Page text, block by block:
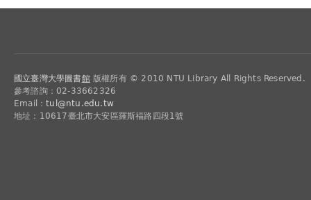
國立臺灣大學圖書館版權所有 © 2010 NTU Library All Rights Reserved.
參考諮詢：02-33662326
Email：tul@ntu.edu.tw
地址：10617臺北市大安區羅斯福路四段1號